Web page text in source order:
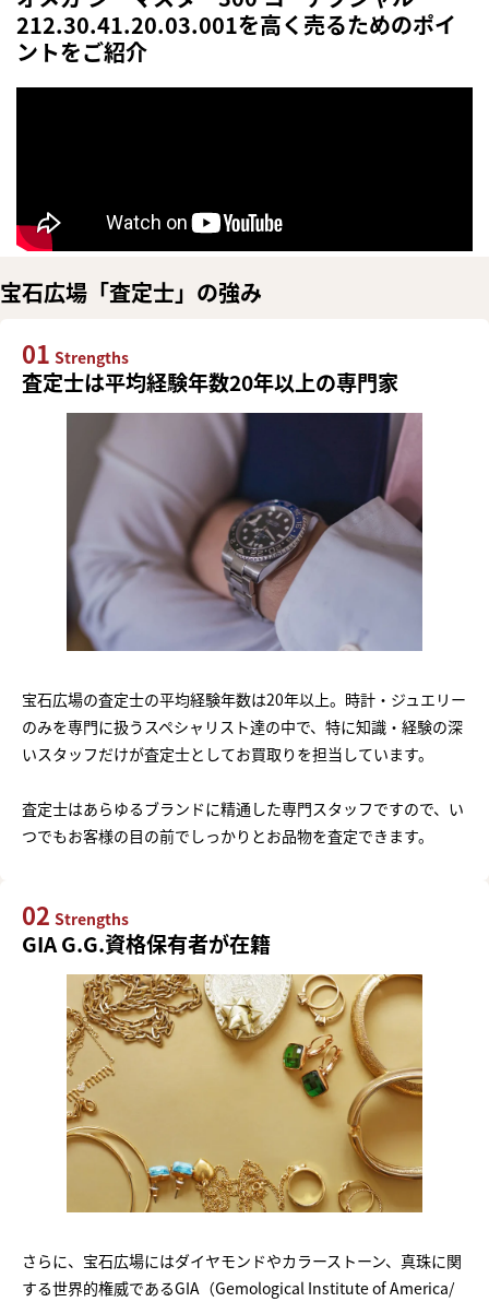
212.30.41.20.03.001を高く売るためのポイ
ントをご紹介
宝石広場「査定士」の強み
01 Strengths
査定士は平均経験年数20年以上の専門家
宝石広場の査定士の平均経験年数は20年以上。時計・ジュエリー
のみを専門に扱うスペシャリスト達の中で、特に知識・経験の深
いスタッフだけが査定士としてお買取りを担当しています。
査定士はあらゆるブランドに精通した専門スタッフですので、い
つでもお客様の目の前でしっかりとお品物を査定できます。
02 Strengths
GIA G.G.資格保有者が在籍
さらに、宝石広場にはダイヤモンドやカラーストーン、真珠に関
する世界的権威であるGIA（Gemological Institute of America/